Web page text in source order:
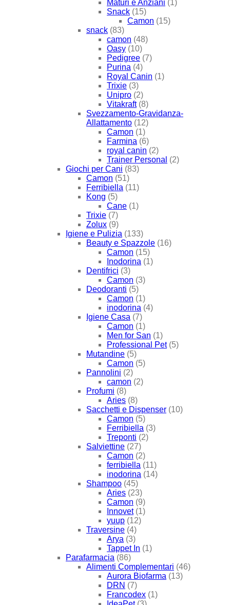
Maturi e Anziani (1)
Snack (15)
Camon (15)
snack (83)
camon (48)
Oasy (10)
Pedigree (7)
Purina (4)
Royal Canin (1)
Trixie (3)
Unipro (2)
Vitakraft (8)
Svezzamento-Gravidanza-
Allattamento (12)
Camon (1)
Farmina (6)
royal canin (2)
Trainer Personal (2)
Giochi per Cani (83)
Camon (51)
Ferribiella (11)
Kong (5)
Cane (1)
Trixie (7)
Zolux (9)
Igiene e Pulizia (133)
Beauty e Spazzole (16)
Camon (15)
Inodorina (1)
Dentifrici (3)
Camon (3)
Deodoranti (5)
Camon (1)
inodorina (4)
Igiene Casa (7)
Camon (1)
Men for San (1)
Professional Pet (5)
Mutandine (5)
Camon (5)
Pannolini (2)
camon (2)
Profumi (8)
Aries (8)
Sacchetti e Dispenser (10)
Camon (5)
Ferribiella (3)
Treponti (2)
Salviettine (27)
Camon (2)
ferribiella (11)
inodorina (14)
Shampoo (45)
Aries (23)
Camon (9)
Innovet (1)
yuup (12)
Traversine (4)
Arya (3)
Tappet In (1)
Parafarmacia (86)
Alimenti Complementari (46)
Aurora Biofarma (13)
DRN (7)
Francodex (1)